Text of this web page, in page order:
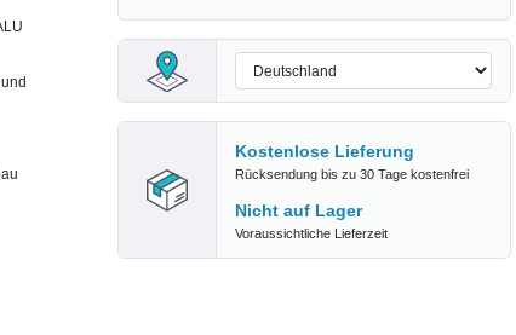
Kostenlose Lieferung
Rücksendung bis zu 30 Tage kostenfrei
Nicht auf Lager
Voraussichtliche Lieferzeit